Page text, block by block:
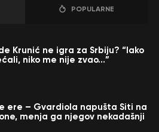
POPULARNE
Krunić ne igra za Srbiju? “Iako
niko me nije zvao…”
ere – Gvardiola napušta Siti na
menja ga njegov nekadašnji